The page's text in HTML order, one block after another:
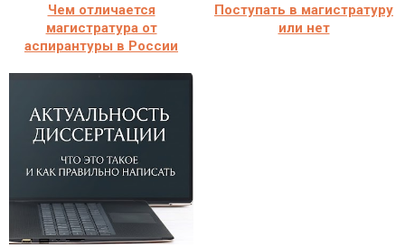
Чем отличается
магистратура от
аспирантуры в России
Поступать в магистратуру
или нет